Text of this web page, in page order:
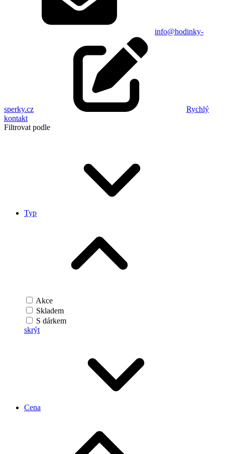
info@hodinky-
sperky.cz
Rychlý
kontakt
Filtrovat podle
Typ
Akce
Skladem
S dárkem
skrýt
Cena